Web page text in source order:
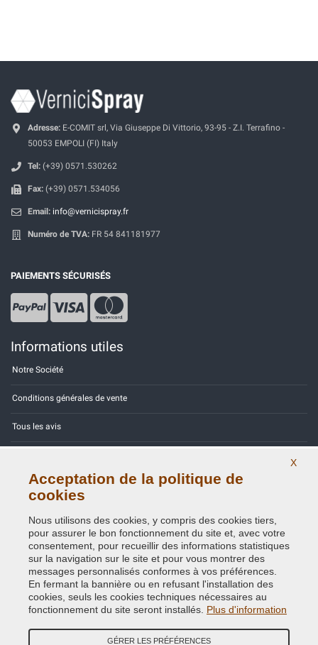
Adresse: E-COMIT srl, Via Giuseppe Di Vittorio, 93-95 - Z.I. Terrafino -
50053 EMPOLI (FI) Italy
Tel: (+39) 0571.530262
Fax: (+39) 0571.534056
Email: info@vernicispray.fr
Numéro de TVA: FR 54 841181977
PAIEMENTS SÉCURISÉS
Informations utiles
Notre Société
Conditions générales de vente
Tous les avis
Contactez-nous
Politique de confidentialité - RGPD
Copyright © 2014 - 2026. All Rights Reserved.
X
Acceptation de la politique de
cookies
Nous utilisons des cookies, y compris des cookies tiers,
pour assurer le bon fonctionnement du site et, avec votre
consentement, pour recueillir des informations statistiques
sur la navigation sur le site et pour vous montrer des
messages personnalisés conformes à vos préférences.
En fermant la bannière ou en refusant l'installation des
cookies, seuls les cookies techniques nécessaires au
fonctionnement du site seront installés. Plus d'information
GÉRER LES PRÉFÉRENCES